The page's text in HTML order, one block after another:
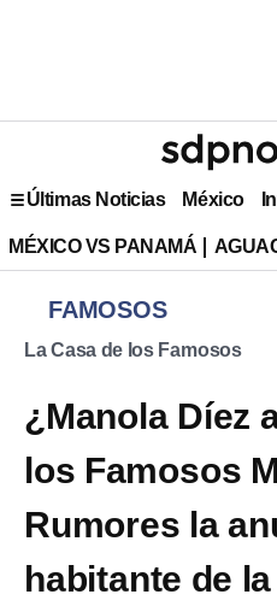
Últimas Noticias México
MÉXICO VS PANAMÁ
FAMOSOS
La Casa de los Famosos
¿Manola Díez
los Famosos
Rumores la
habitante de